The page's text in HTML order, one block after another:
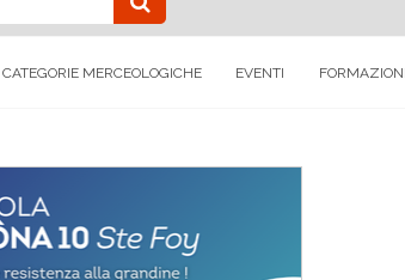
CATEGORIE MERCEOLOGICHE EVENTI